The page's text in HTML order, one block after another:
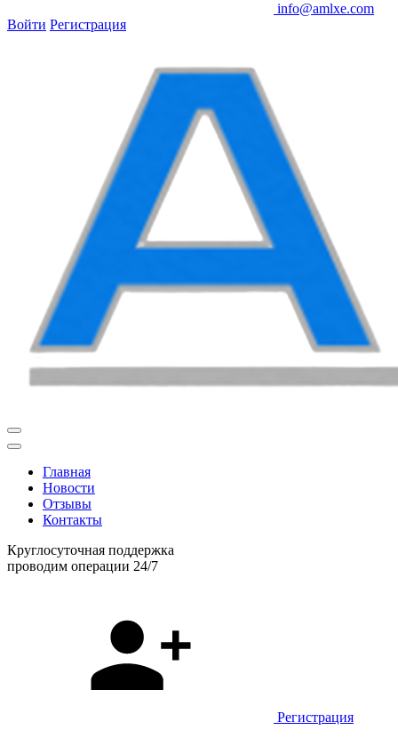
info@amlxe.com
Войти Регистрация
Главная
Новости
Отзывы
Контакты
Круглосуточная поддержка
проводим операции 24/7
Регистрация